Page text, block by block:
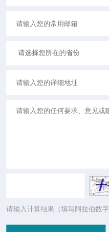
请输入计算结果（填写阿拉伯数